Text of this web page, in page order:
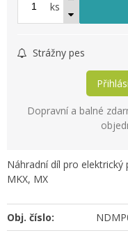
ks
Strážny pes
Dopravní a balné
Náhradní díl pro
MKX, MX
Obj. číslo: